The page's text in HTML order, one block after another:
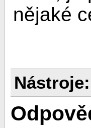
nějaké
Nástroje: